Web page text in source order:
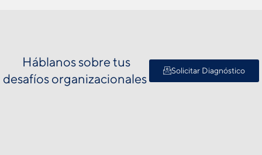
Háblanos sobre tus
desafíos organizacionales
Solicitar Diagnóstico